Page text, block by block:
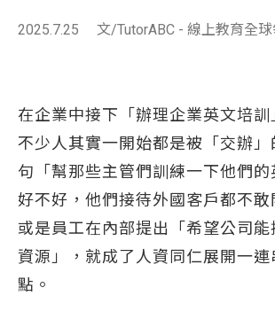
2025.7.25 文/TutorABC - 線上教育全
在企業中接下「辦理企業英文培訓
不少人其實一開始都是被「交辦
句「幫那些主管們訓練一下他們的
好不好，他們接待外國客戶都不敢
或是員工在內部提出「希望公司能
資源」，就成了人資同仁展開一連
點。